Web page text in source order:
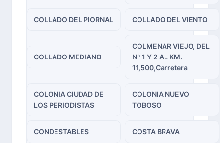
COLLADO DEL PIORNAL COLLADO DEL VIENTO
COLLADO MEDIANO
COLMENAR VIEJO, DEL
Nº 1 Y 2 AL KM.
11,500,Carretera
COLONIA CIUDAD DE
LOS PERIODISTAS
COLONIA NUEVO
TOBOSO
CONDESTABLES COSTA BRAVA